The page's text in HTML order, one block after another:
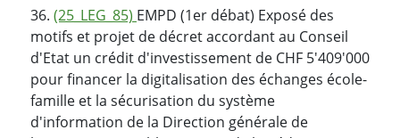
36. (25_LEG_85) EMPD (1er débat) Exposé des
motifs et projet de décret accordant au Conseil
d'Etat un crédit d'investissement de CHF 5'409'000
pour financer la digitalisation des échanges école-
famille et la sécurisation du système
d'information de la Direction générale de